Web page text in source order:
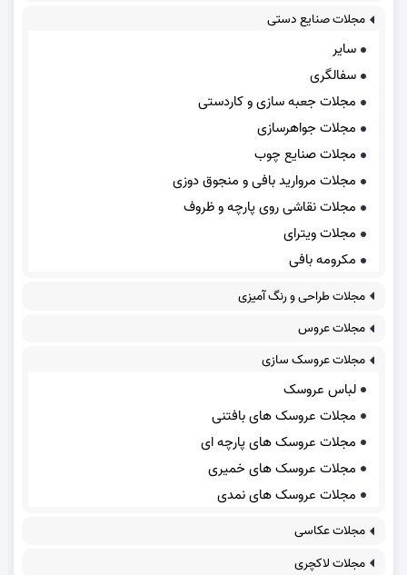
مجلات صنایع دستی
سایر
سفالگری
مجلات جعبه سازی و کاردستی
مجلات جواهرسازی
مجلات صنایع چوب
مجلات مروارید بافی و منجوق دوزی
مجلات نقاشی روی پارچه و ظروف
مجلات ویترای
مکرومه بافی
مجلات طراحی و رنگ آمیزی
مجلات عروس
مجلات عروسک سازی
لباس عروسک
مجلات عروسک های بافتنی
مجلات عروسک های پارچه ای
مجلات عروسک های خمیری
مجلات عروسک های نمدی
مجلات عکاسی
مجلات لاکچری